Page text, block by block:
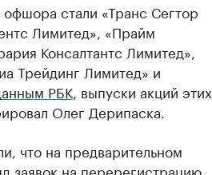
стали «Транс Сегтор
Лимитед», «Прайм
Консалтантс Лимитед»,
Трейдинг Лимитед» и
РБК, выпуски акций этих
Олег Дерипаска.
что на предварительном
заявок на перерегистрацию.